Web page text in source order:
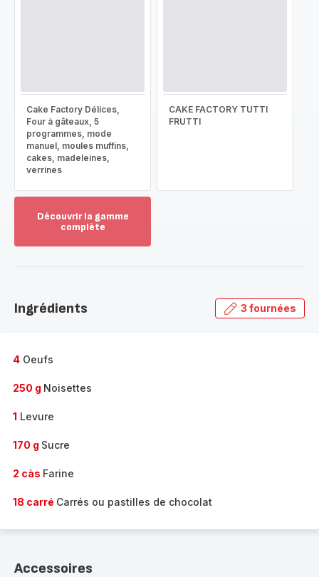
Cake Factory Délices,
Four à gâteaux, 5
programmes, mode
manuel, moules muffins,
cakes, madeleines,
verrines
CAKE FACTORY TUTTI
FRUTTI
Découvrir la gamme
complète
gamme
Ingrédients 3 fournées
4 Oeufs
250 g Noisettes
1 Levure
170 g Sucre
2 càs Farine
18 carré Carrés ou pastilles de chocolat
Accessoires